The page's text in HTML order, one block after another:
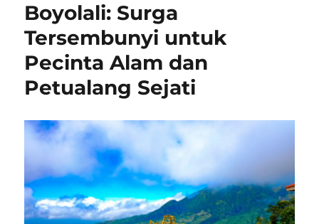
Boyolali: Surga
Tersembunyi untuk
Pecinta Alam dan
Petualang Sejati